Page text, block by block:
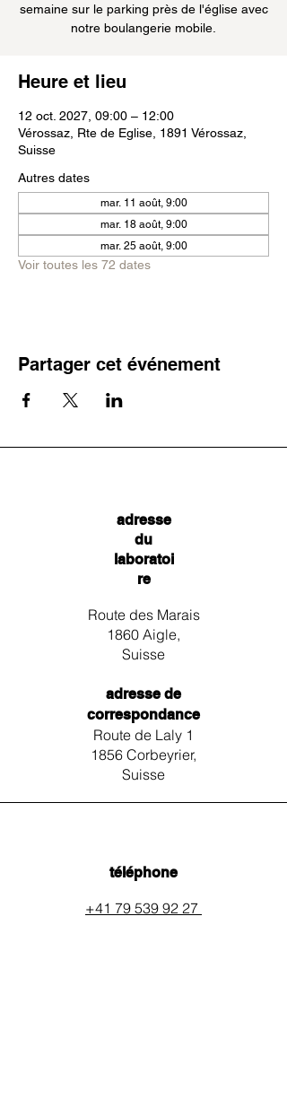
semaine sur le parking près de l'église avec
notre boulangerie mobile.
Heure et lieu
12 oct. 2027, 09:00 – 12:00
Vérossaz, Rte de Eglise, 1891 Vérossaz,
Suisse
Autres dates
mar. 11 août, 9:00
mar. 18 août, 9:00
mar. 25 août, 9:00
Voir toutes les 72 dates
Partager cet événement
adresse
du
laboratoi
re
Route des Marais
1860 Aigle,
Suisse
adresse de
correspondance
Route de Laly 1
1856 Corbeyrier,
Suisse
téléphone
+41 79 539 92 27